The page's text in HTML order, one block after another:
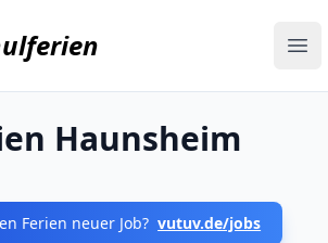
Haunsheim
Ferien neuer Job? vutuv.de/jobs